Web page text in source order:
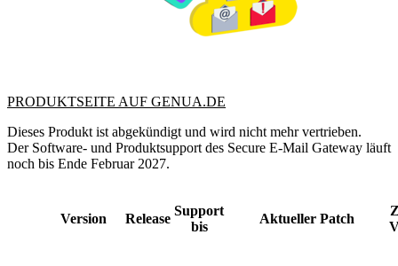
PRODUKTSEITE AUF GENUA.DE
Dieses Produkt ist abgekündigt und wird nicht mehr vertrieben.
Der Software- und Produktsupport des Secure E-Mail Gateway läuft
noch bis Ende Februar 2027.
Version Release
Support
bis
Aktueller Patch